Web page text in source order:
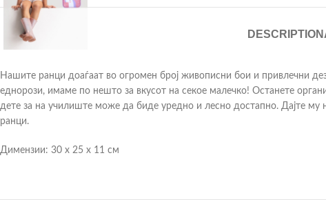
DESCRIPTION
Нашите ранци доаѓаат во огромен број живописни бои и привлечни
еднорози, имаме по нешто за вкусот на секое малечко! Останете
дете за на училиште може да биде уредно и лесно достапно. Дајте му
ранци.
Димензии: 30 х 25 х 11 см